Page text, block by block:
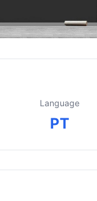
Language
PT